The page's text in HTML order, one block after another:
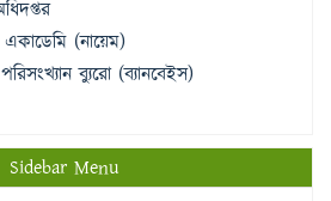
একাডেমি (নায়েম)
ব্যুরো (ব্যানবেইস)
Sidebar Menu